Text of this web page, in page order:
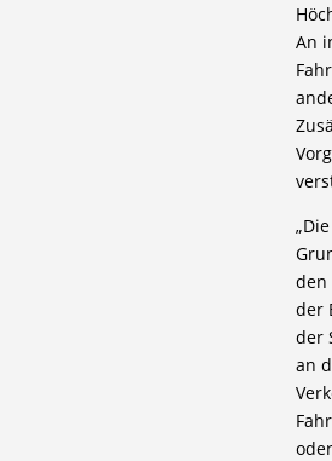
An
den
der
der
an